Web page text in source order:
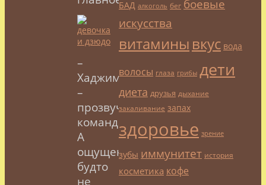
–
Хаджиме!
–
прозвучала
команда.
А
ощущение,
будто
не
БАД алкоголь бег боевые
искусства
витамины вкус вода
волосы глаза грибы дети
диета друзья дыхание
закаливание запах
здоровье зрение
зубы иммунитет история
косметика кофе